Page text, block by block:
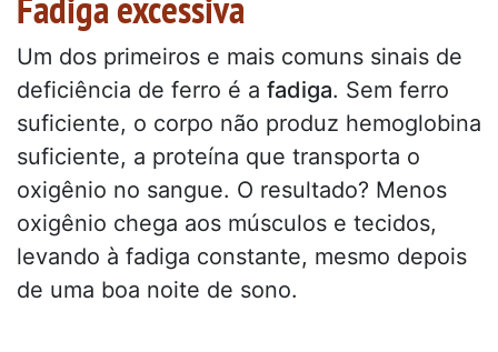
Um dos primeiros e mais comuns sinais de
deficiência de ferro é a fadiga. Sem ferro
suficiente, o corpo não produz hemoglobina
suficiente, a proteína que transporta o
oxigênio no sangue. O resultado? Menos
oxigênio chega aos músculos e tecidos,
levando à fadiga constante, mesmo depois
de uma boa noite de sono.